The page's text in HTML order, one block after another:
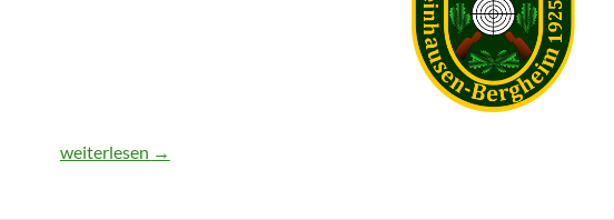
SpoPi 2025-08-22
weiterlesen →